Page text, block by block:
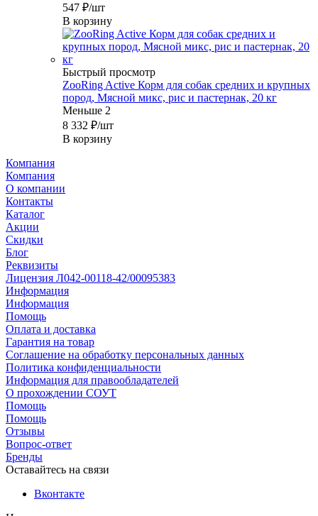
547 ₽/шт
В корзину
Быстрый просмотр
ZooRing Active Корм для собак средних и крупных
пород, Мясной микс, рис и пастернак, 20 кг
Меньше 2
8 332 ₽/шт
В корзину
Компания
Компания
О компании
Контакты
Каталог
Акции
Скидки
Блог
Реквизиты
Лицензия Л042-00118-42/00095383
Информация
Информация
Помощь
Оплата и доставка
Гарантия на товар
Соглашение на обработку персональных данных
Политика конфиденциальности
Информация для правообладателей
О прохождении СОУТ
Помощь
Помощь
Отзывы
Вопрос-ответ
Бренды
Оставайтесь на связи
Вконтакте